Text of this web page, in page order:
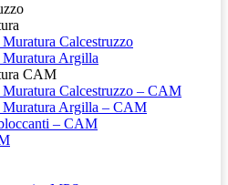
Calcestruzzo
Argilla
CAM
Calcestruzzo – CAM
Argilla – CAM
– CAM